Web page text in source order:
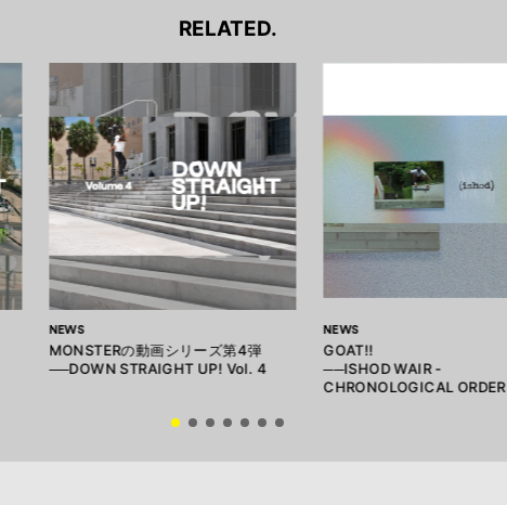
RELATED.
NEWS
MONSTERの動画シリーズ第4弾
──DOWN STRAIGHT UP! Vol. 4
NEWS
GOAT!!
──ISHOD WAIR -
CHRONOLOGICAL ORDER